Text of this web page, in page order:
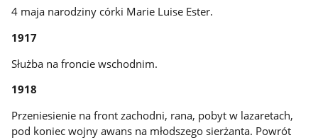
4 maja narodziny córki Marie Luise Ester.
1917
Służba na froncie wschodnim.
1918
Przeniesienie na front zachodni, rana, pobyt w lazaretach,
pod koniec wojny awans na młodszego sierżanta. Powrót